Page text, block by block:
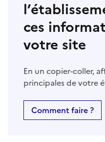
ces
votre site
En un copier-coller,
principales de votre
Comment faire ?